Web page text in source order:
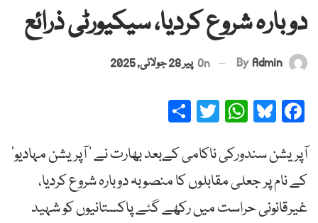
دوبارہ شروع کردیا، سیکیورٹی ذرائع
By Admin
On پیر 28 جولائی, 2025
Facebook
Bluesky
WhatsApp
Twitter
آپریشن سندورکی ناکامی کےبعد بھارت نے ’ آپریشن مہادیو’
کے نام پر جعلی مقابلوں کا منصوبہ دوبارہ شروع کردیا،
غیرقانونی حراست میں رکھے گئے پاکستانیوں کو شہید